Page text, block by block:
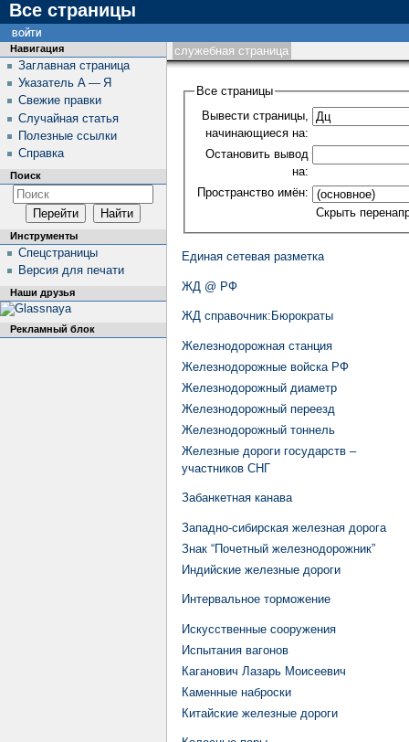
Все страницы
служебная страница
Все страницы
Вывести страницы,
начинающиеся на:
Остановить вывод
на:
Пространство имён:
Скрыть
Единая сетевая разметка
ЖД @ РФ
ЖД cправочник:Бюрократы
Железнодорожная станция
Железнодорожные войска РФ
Железнодорожный диаметр
Железнодорожный переезд
Железнодорожный тоннель
Железные дороги государств –
участников СНГ
Забанкетная канава
Западно-сибирская железная дорога
Знак “Почетный железнодорожник”
Индийские железные дороги
Интервальное торможение
Искусственные сооружения
Испытания вагонов
Каганович Лазарь Моисеевич
Каменные наброски
Китайские железные дороги
Навигация
Заглавная страница
Указатель А — Я
Свежие правки
Случайная статья
Полезные ссылки
Справка
Поиск
Инструменты
Спецстраницы
Версия для печати
Наши друзья
Рекламный блок
войти